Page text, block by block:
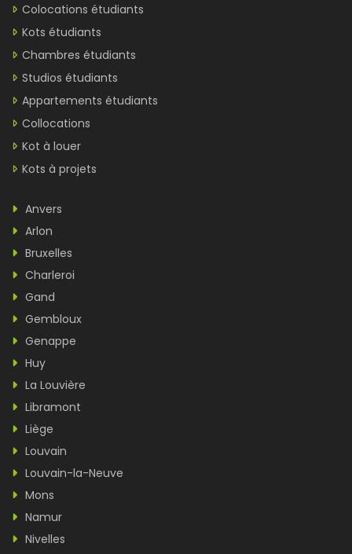
Colocations étudiants
Kots étudiants
Chambres étudiants
Studios étudiants
Appartements étudiants
Collocations
Kot à louer
Kots à projets
Anvers
Arlon
Bruxelles
Charleroi
Gand
Gembloux
Genappe
Huy
La Louvière
Libramont
Liège
Louvain
Louvain-la-Neuve
Mons
Namur
Nivelles